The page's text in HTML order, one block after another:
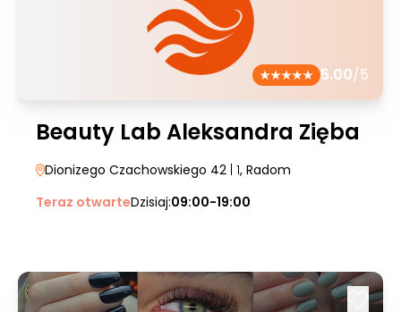
5.00/5
Beauty Lab Aleksandra Zięba
Dionizego Czachowskiego 42 | 1, Radom
Teraz otwarteDzisiaj:09:00-19:00